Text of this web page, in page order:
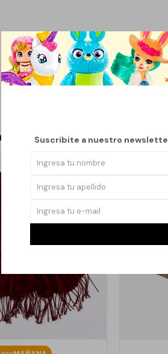
Suscribite a nuestro
te pueden interesar